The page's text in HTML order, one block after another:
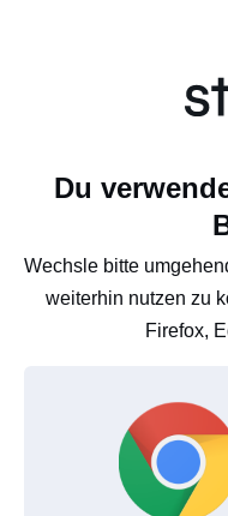
Du
Wechsle bitte
weiterhin nutzen zu
Firefox,